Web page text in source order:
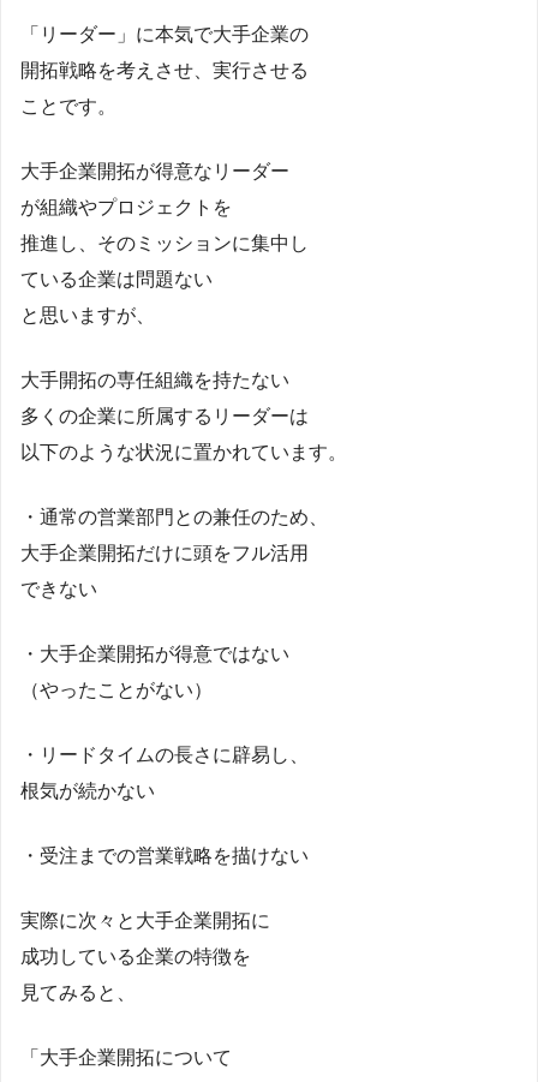
「リーダー」に本気で大手企業の
開拓戦略を考えさせ、実行させる
ことです。
大手企業開拓が得意なリーダー
が組織やプロジェクトを
推進し、そのミッションに集中し
ている企業は問題ない
と思いますが、
大手開拓の専任組織を持たない
多くの企業に所属するリーダーは
以下のような状況に置かれています。
・通常の営業部門との兼任のため、
大手企業開拓だけに頭をフル活用
できない
・大手企業開拓が得意ではない
（やったことがない）
・リードタイムの長さに辟易し、
根気が続かない
・受注までの営業戦略を描けない
実際に次々と大手企業開拓に
成功している企業の特徴を
見てみると、
「大手企業開拓について